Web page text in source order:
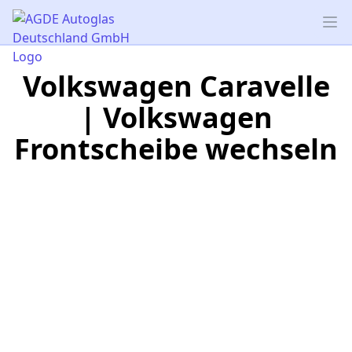
AGDE Autoglas Deutschland GmbH
Volkswagen Caravelle
| Volkswagen
Frontscheibe wechseln